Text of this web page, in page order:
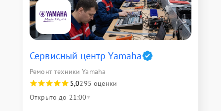
Сервисный центр Yamaha
Ремонт техники Yamaha
5,0295 оценки
Открыто до 21:00